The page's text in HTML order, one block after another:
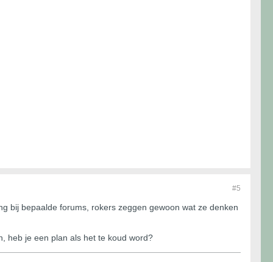
#5
bij bepaalde forums, rokers zeggen gewoon wat ze denken
heb je een plan als het te koud word?